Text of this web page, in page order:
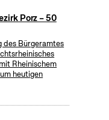
Porz – 50
des Bürgeramtes
Rheinischem
heutigen